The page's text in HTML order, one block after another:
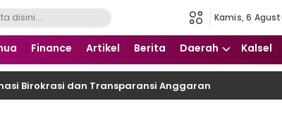
Kamis, 6
Finance Artikel Berita Daerah Kalsel
Birokrasi dan Transparansi Anggaran